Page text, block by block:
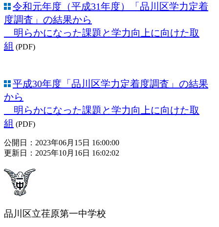
令和元年度（平成31年度）「品川区学力定着
度調査」の結果から
明らかになった課題と学力向上に向けた取
組 (PDF)
平成30年度「品川区学力定着度調査」の結果
から
明らかになった課題と学力向上に向けた取
組 (PDF)
公開日：2023年06月15日 16:00:00
更新日：2025年10月16日 16:02:02
品川区立荏原第一中学校